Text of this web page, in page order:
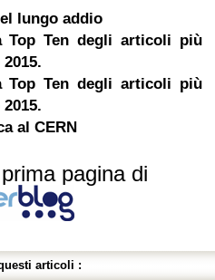
lungo addio
Top Ten degli articoli più
Top Ten degli articoli più
al CERN
pagina di
articoli :